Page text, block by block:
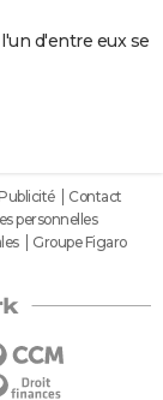
d'entre eux se
Publicité
Contact
personnelles
Groupe Figaro